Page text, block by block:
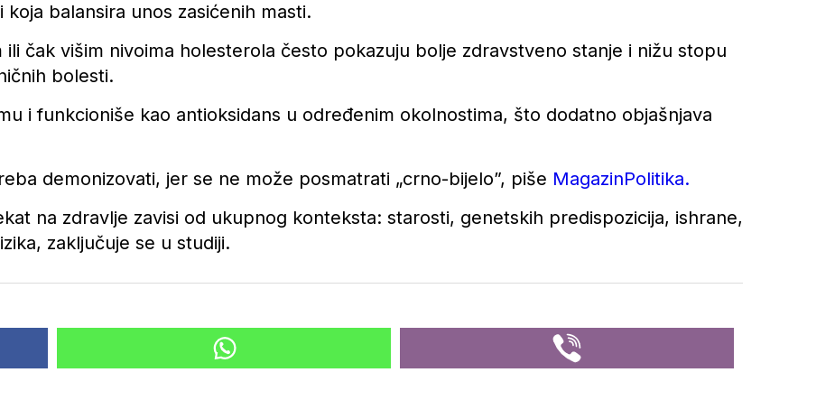
balansira unos zasićenih masti.
ili čak višim nivoima holesterola često pokazuju bolje zdravstveno stanje i nižu stopu
bolesti.
i funkcioniše kao antioksidans u određenim okolnostima, što dodatno objašnjava
demonizovati, jer se ne može posmatrati „crno-bijelo”, piše MagazinPolitika.
na zdravlje zavisi od ukupnog konteksta: starosti, genetskih predispozicija, ishrane,
zaključuje se u studiji.